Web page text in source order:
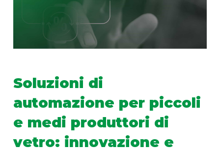
Soluzioni di
automazione per piccoli
e medi produttori di
vetro: innovazione e